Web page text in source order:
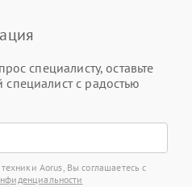
специалисту, оставьте
с радостью
Aorus, Вы соглашаетесь с